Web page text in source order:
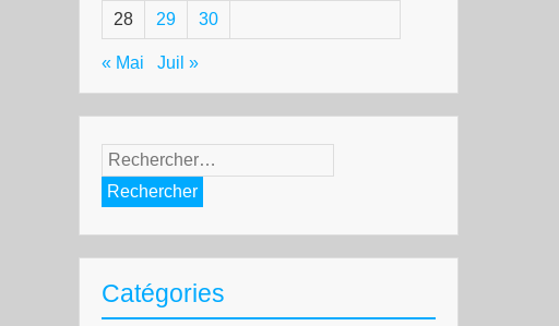
28 29 30
« Mai Juil »
Rechercher :
Catégories